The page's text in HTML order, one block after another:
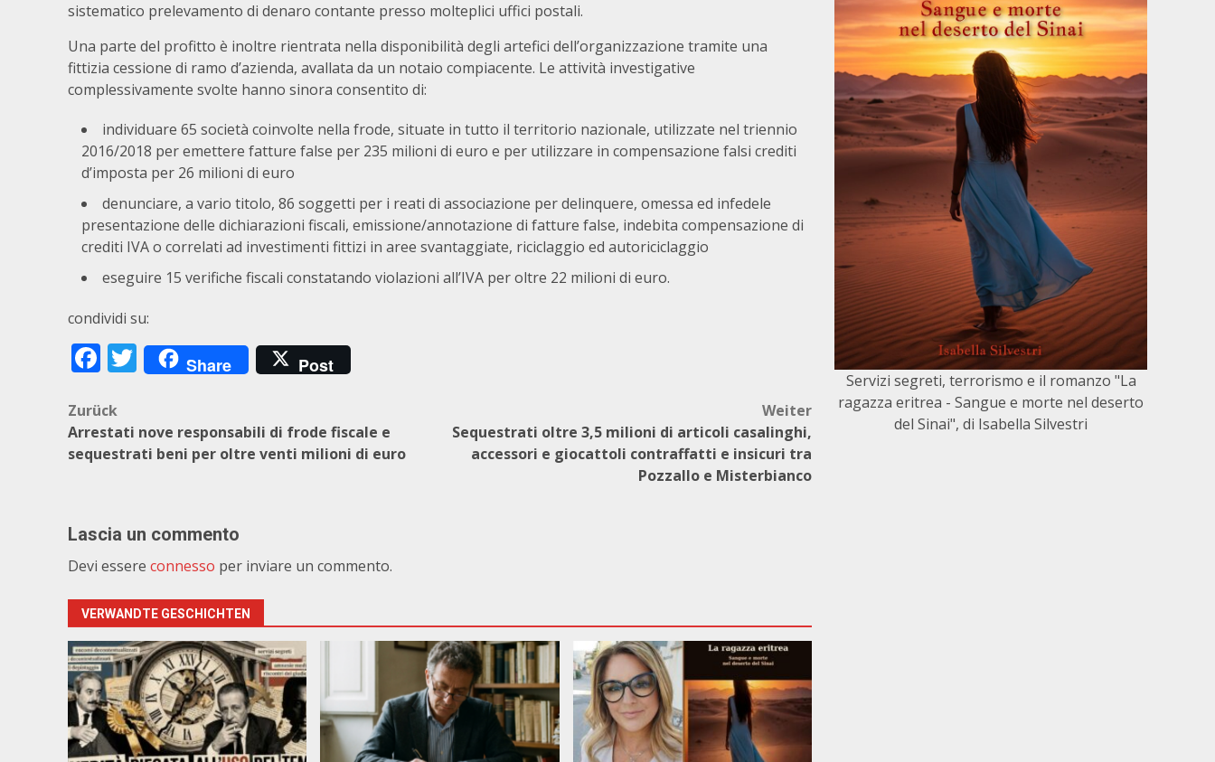
sistematico prelevamento di denaro contante presso molteplici uffici postali.
Una parte del profitto è inoltre rientrata nella disponibilità degli artefici dell’organizzazione tramite una
fittizia cessione di ramo d’azienda, avallata da un notaio compiacente. Le attività investigative
complessivamente svolte hanno sinora consentito di:
individuare 65 società coinvolte nella frode, situate in tutto il territorio nazionale, utilizzate nel triennio
2016/2018 per emettere fatture false per 235 milioni di euro e per utilizzare in compensazione falsi crediti
d’imposta per 26 milioni di euro
denunciare, a vario titolo, 86 soggetti per i reati di associazione per delinquere, omessa ed infedele
presentazione delle dichiarazioni fiscali, emissione/annotazione di fatture false, indebita compensazione di
crediti IVA o correlati ad investimenti fittizi in aree svantaggiate, riciclaggio ed autoriciclaggio
eseguire 15 verifiche fiscali constatando violazioni all’IVA per oltre 22 milioni di euro.
condividi su:
Facebook
Twitter
Share Post
Beitragsnavigation
Zurück
Arrestati nove responsabili di frode fiscale e
sequestrati beni per oltre venti milioni di euro
Weiter
Sequestrati oltre 3,5 milioni di articoli casalinghi,
accessori e giocattoli contraffatti e insicuri tra
Pozzallo e Misterbianco
Lascia un commento
Devi essere connesso per inviare un commento.
VERWANDTE GESCHICHTEN
Servizi segreti, terrorismo e il romanzo "La
ragazza eritrea - Sangue e morte nel deserto
del Sinai", di Isabella Silvestri